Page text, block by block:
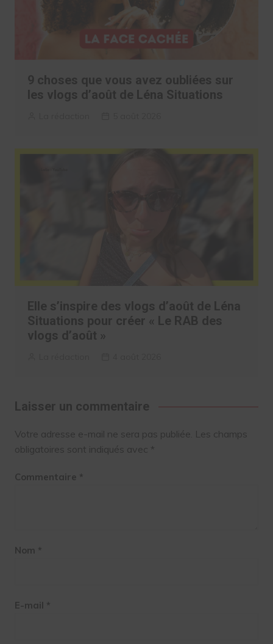
9 choses que vous avez oubliées sur
les vlogs d’août de Léna Situations
Elle s’inspire des vlogs d’août de Léna
Situations pour créer « Le RAB des
vlogs d’août »
Laisser un commentaire
Votre adresse e-mail ne sera pas publiée. Les champs
obligatoires sont indiqués avec *
Commentaire *
Nom *
E-mail *